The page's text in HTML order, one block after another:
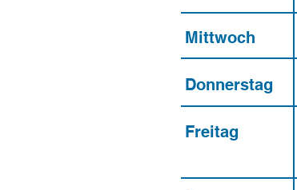
Mittwoch
Donnerstag
Freitag